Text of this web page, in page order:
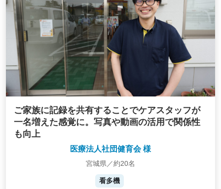
ご家族に記録を共有することでケアスタッフが
一名増えた感覚に。写真や動画の活用で関係性
も向上
医療法人社団健育会 様
宮城県／約20名
看多機